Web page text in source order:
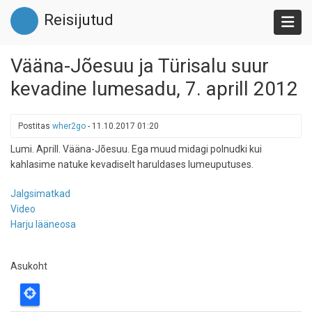
Liigu
edasi
põhisisu
Reisijutud
Vääna-Jõesuu ja Türisalu suur
kevadine lumesadu, 7. aprill 2012
Postitas wher2go - 11.10.2017 01:20
Lumi. Aprill. Vääna-Jõesuu. Ega muud midagi polnudki kui
kahlasime natuke kevadiselt haruldases lumeuputuses.
Jalgsimatkad
Video
Harju lääneosa
Asukoht